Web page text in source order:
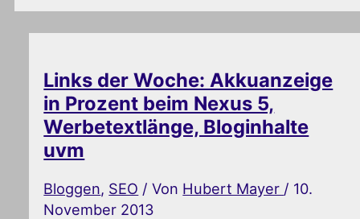
Links der Woche: Akkuanzeige
in Prozent beim Nexus 5,
Werbetextlänge, Bloginhalte
uvm
Bloggen, SEO / Von Hubert Mayer / 10.
November 2013